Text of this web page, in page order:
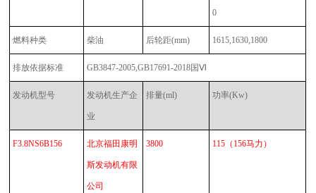
0
燃料种类 柴油 后轮距(mm) 1615,1630,1800
排放依据标准 GB3847-2005,GB17691-2018国Ⅵ
发动机型号 发动机生产企
业
排量(ml) 功率(Kw)
F3.8NS6B156 北京福田康明
斯发动机有限
公司
3800 115 （ 156马力 ）